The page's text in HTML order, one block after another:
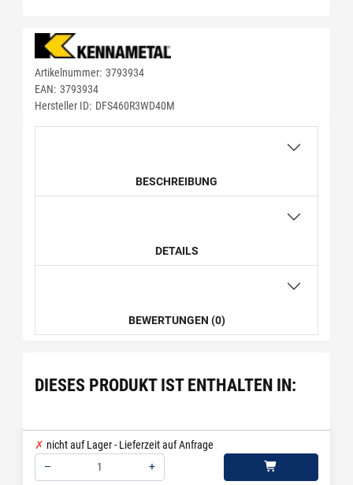
Artikelnummer: 3793934
EAN: 3793934
Hersteller ID: DFS460R3WD40M
BESCHREIBUNG
DETAILS
BEWERTUNGEN (0)
DIESES PRODUKT IST ENTHALTEN IN:
nicht auf Lager - Lieferzeit auf Anfrage
–
+